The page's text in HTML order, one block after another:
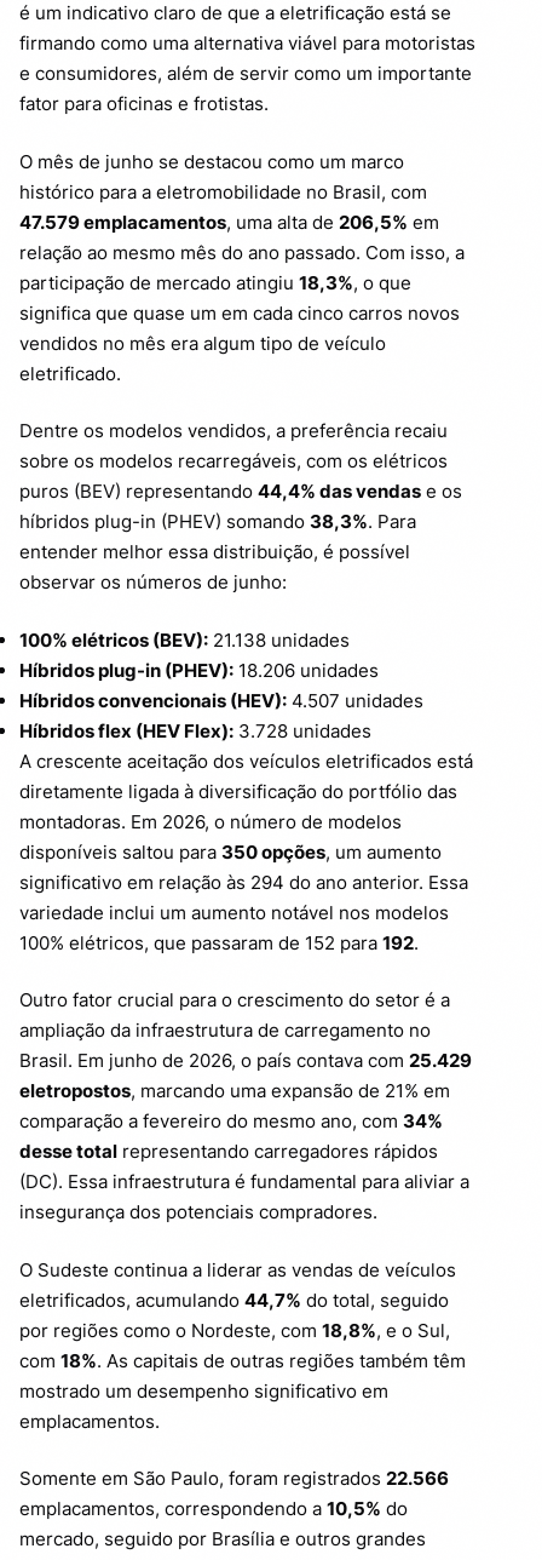
é um indicativo claro de que a eletrificação está se
firmando como uma alternativa viável para motoristas
e consumidores, além de servir como um importante
fator para oficinas e frotistas.
O mês de junho se destacou como um marco
histórico para a eletromobilidade no Brasil, com
47.579 emplacamentos, uma alta de 206,5% em
relação ao mesmo mês do ano passado. Com isso, a
participação de mercado atingiu 18,3%, o que
significa que quase um em cada cinco carros novos
vendidos no mês era algum tipo de veículo
eletrificado.
Dentre os modelos vendidos, a preferência recaiu
sobre os modelos recarregáveis, com os elétricos
puros (BEV) representando 44,4% das vendas e os
híbridos plug-in (PHEV) somando 38,3%. Para
entender melhor essa distribuição, é possível
observar os números de junho:
100% elétricos (BEV): 21.138 unidades
Híbridos plug-in (PHEV): 18.206 unidades
Híbridos convencionais (HEV): 4.507 unidades
Híbridos flex (HEV Flex): 3.728 unidades
A crescente aceitação dos veículos eletrificados está
diretamente ligada à diversificação do portfólio das
montadoras. Em 2026, o número de modelos
disponíveis saltou para 350 opções, um aumento
significativo em relação às 294 do ano anterior. Essa
variedade inclui um aumento notável nos modelos
100% elétricos, que passaram de 152 para 192.
Outro fator crucial para o crescimento do setor é a
ampliação da infraestrutura de carregamento no
Brasil. Em junho de 2026, o país contava com 25.429
eletropostos, marcando uma expansão de 21% em
comparação a fevereiro do mesmo ano, com 34%
desse total representando carregadores rápidos
(DC). Essa infraestrutura é fundamental para aliviar a
insegurança dos potenciais compradores.
O Sudeste continua a liderar as vendas de veículos
eletrificados, acumulando 44,7% do total, seguido
por regiões como o Nordeste, com 18,8%, e o Sul,
com 18%. As capitais de outras regiões também têm
mostrado um desempenho significativo em
emplacamentos.
Somente em São Paulo, foram registrados 22.566
emplacamentos, correspondendo a 10,5% do
mercado, seguido por Brasília e outros grandes